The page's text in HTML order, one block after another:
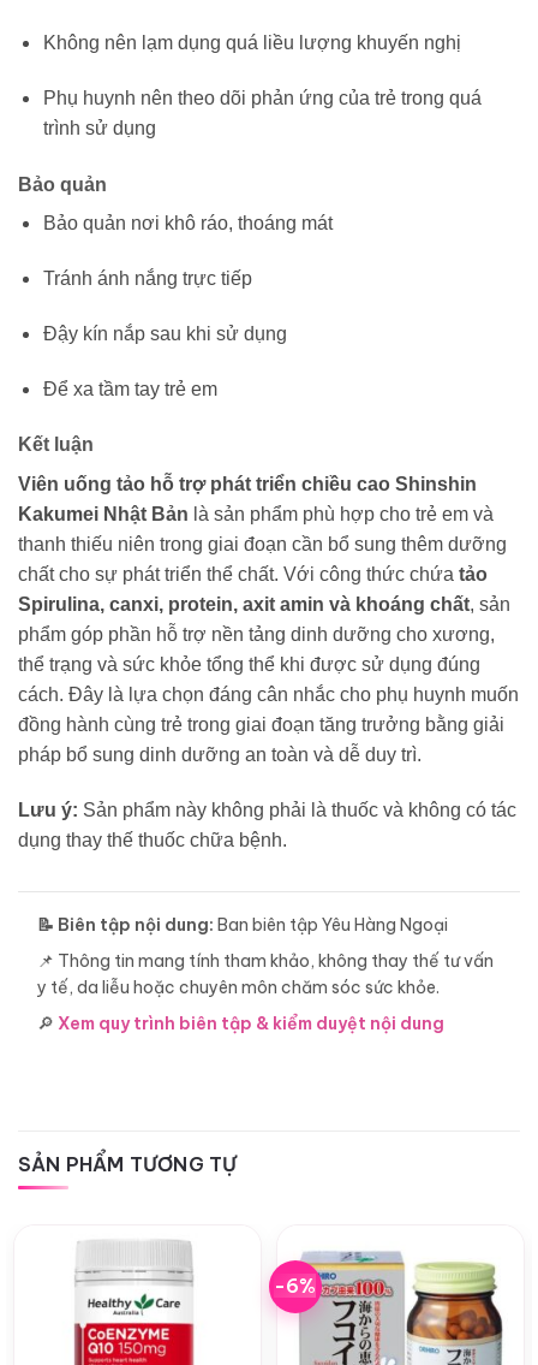
Không nên lạm dụng quá liều lượng khuyến nghị
Phụ huynh nên theo dõi phản ứng của trẻ trong quá
trình sử dụng
Bảo quản
Bảo quản nơi khô ráo, thoáng mát
Tránh ánh nắng trực tiếp
Đậy kín nắp sau khi sử dụng
Để xa tầm tay trẻ em
Kết luận
Viên uống tảo hỗ trợ phát triển chiều cao Shinshin
Kakumei Nhật Bản là sản phẩm phù hợp cho trẻ em và
thanh thiếu niên trong giai đoạn cần bổ sung thêm dưỡng
chất cho sự phát triển thể chất. Với công thức chứa tảo
Spirulina, canxi, protein, axit amin và khoáng chất, sản
phẩm góp phần hỗ trợ nền tảng dinh dưỡng cho xương,
thể trạng và sức khỏe tổng thể khi được sử dụng đúng
cách. Đây là lựa chọn đáng cân nhắc cho phụ huynh muốn
đồng hành cùng trẻ trong giai đoạn tăng trưởng bằng giải
pháp bổ sung dinh dưỡng an toàn và dễ duy trì.
Lưu ý: Sản phẩm này không phải là thuốc và không có tác
dụng thay thế thuốc chữa bệnh.
📝 Biên tập nội dung: Ban biên tập Yêu Hàng Ngoại
📌 Thông tin mang tính tham khảo, không thay thế tư vấn
y tế, da liễu hoặc chuyên môn chăm sóc sức khỏe.
🔎 Xem quy trình biên tập & kiểm duyệt nội dung
SẢN PHẨM TƯƠNG TỰ
-6%